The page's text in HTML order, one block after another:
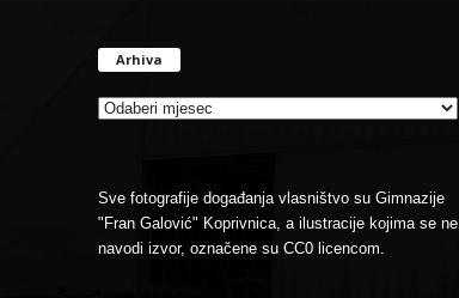
Arhiva
Sve fotografije događanja vlasništvo su Gimnazije
"Fran Galović" Koprivnica, a ilustracije kojima se ne
navodi izvor, označene su CC0 licencom.